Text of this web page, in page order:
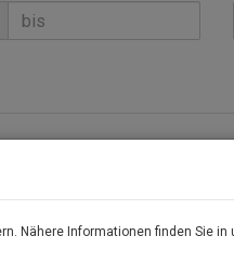
sonnige Halle,
Nähere Informationen finden Sie in